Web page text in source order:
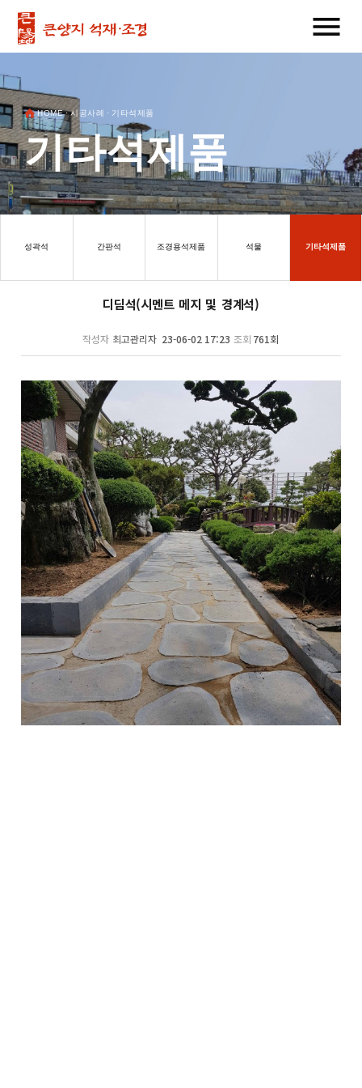
menu
HOME · 시공사례 · 기타석제품
기타석제품
성곽석 간판석 조경용석제품 석물 기타석제품
디딤석(시멘트 메지 및 경계석)
작성자 최고관리자 23-06-02 17:23 조회 761회